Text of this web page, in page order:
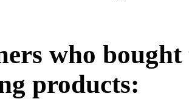
who
products: